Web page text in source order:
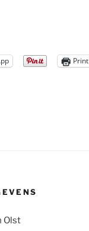
Print
Olst